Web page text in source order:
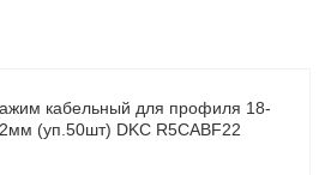
кабельный для профиля 18-
(уп.50шт) DKC R5CABF22